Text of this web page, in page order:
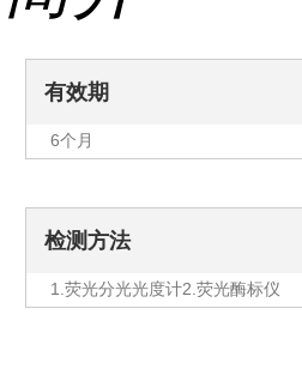
有效期
6个月
检测方法
1.荧光分光光度计2.荧光酶标仪